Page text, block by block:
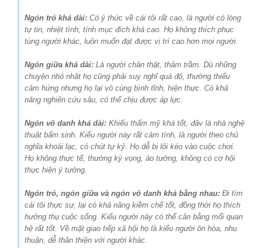
Ngón trỏ khá dài: Có ý thức về cái tôi rất cao, là người có lòng
tự tin, nhiệt tình, tính mục đích khá cao. Họ không thích phục
tùng người khác, luôn muốn đạt được vị trí cao hơn mọi người.
Ngón giữa khá dài: Là người chân thật, thâm trầm. Dù những
chuyện nhỏ nhặt họ cũng phải suy nghĩ quá độ, thường thiếu
cảm hứng nhưng họ lại vô cùng bình tĩnh, hiện thực. Có khả
năng nghiên cứu sâu, có thể chịu được áp lực.
Ngón vô danh khá dài: Khiếu thẩm mỹ khá tốt, đâv là nhà nghệ
thuật bẩm sinh. Kiểu người này rất cảm tính, là người theo chủ
nghĩa khoái lạc, có chút tự kỷ. Họ dễ bị lôi kéo vào cuộc chơi.
Họ không thực tế, thường kỳ vọng, ảo tưởng, không có cơ hội
thực hiện ý tưởng.
Ngón trỏ, ngón giữa và ngón vô danh khá bằng nhau: Đi tìm
cái tôi thực sự, lại có khả năng kiềm chế tốt, đồng thời họ thích
hưởng thụ cuộc sống. Kiểu người này có thể cân bằng mối quan
hệ rất tốt. Về mặt giao tiếp xã hội họ là kiểu người ôn hòa, nhu
thuận, dễ thân thiện với người khác.